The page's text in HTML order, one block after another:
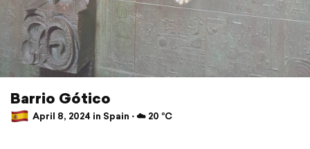
Barrio Gótico
April 8, 2024 in Spain ⋅ ☁️ 20 °C